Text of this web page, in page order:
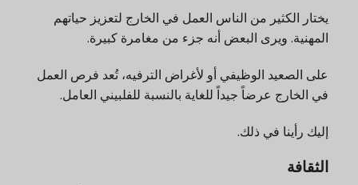
يختار الكثير من الناس العمل في الخارج لتعزيز حياتهم
المهنية. ويرى البعض أنه جزء من مغامرة كبيرة.
على الصعيد الوظيفي أو لأغراض الترفيه، تُعد فرص العمل
في الخارج عرضاً جيداً للغاية بالنسبة للفلبيني العامل.
إليك رأينا في ذلك.
الثقافة